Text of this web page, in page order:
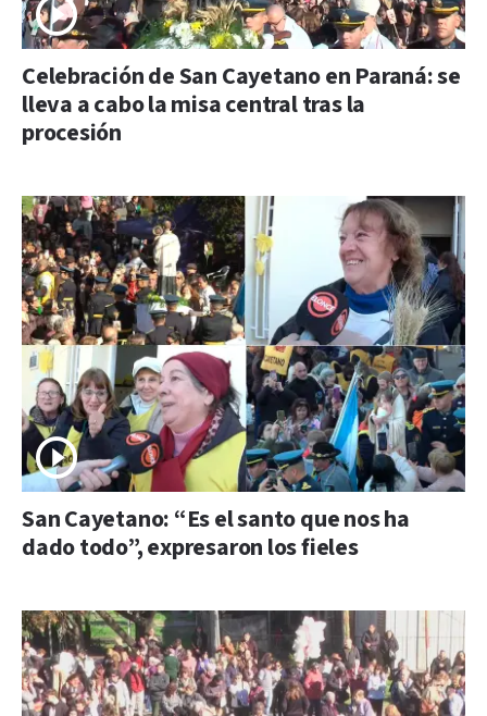
Celebración de San Cayetano en Paraná: se
lleva a cabo la misa central tras la
procesión
San Cayetano: “Es el santo que nos ha
dado todo”, expresaron los fieles